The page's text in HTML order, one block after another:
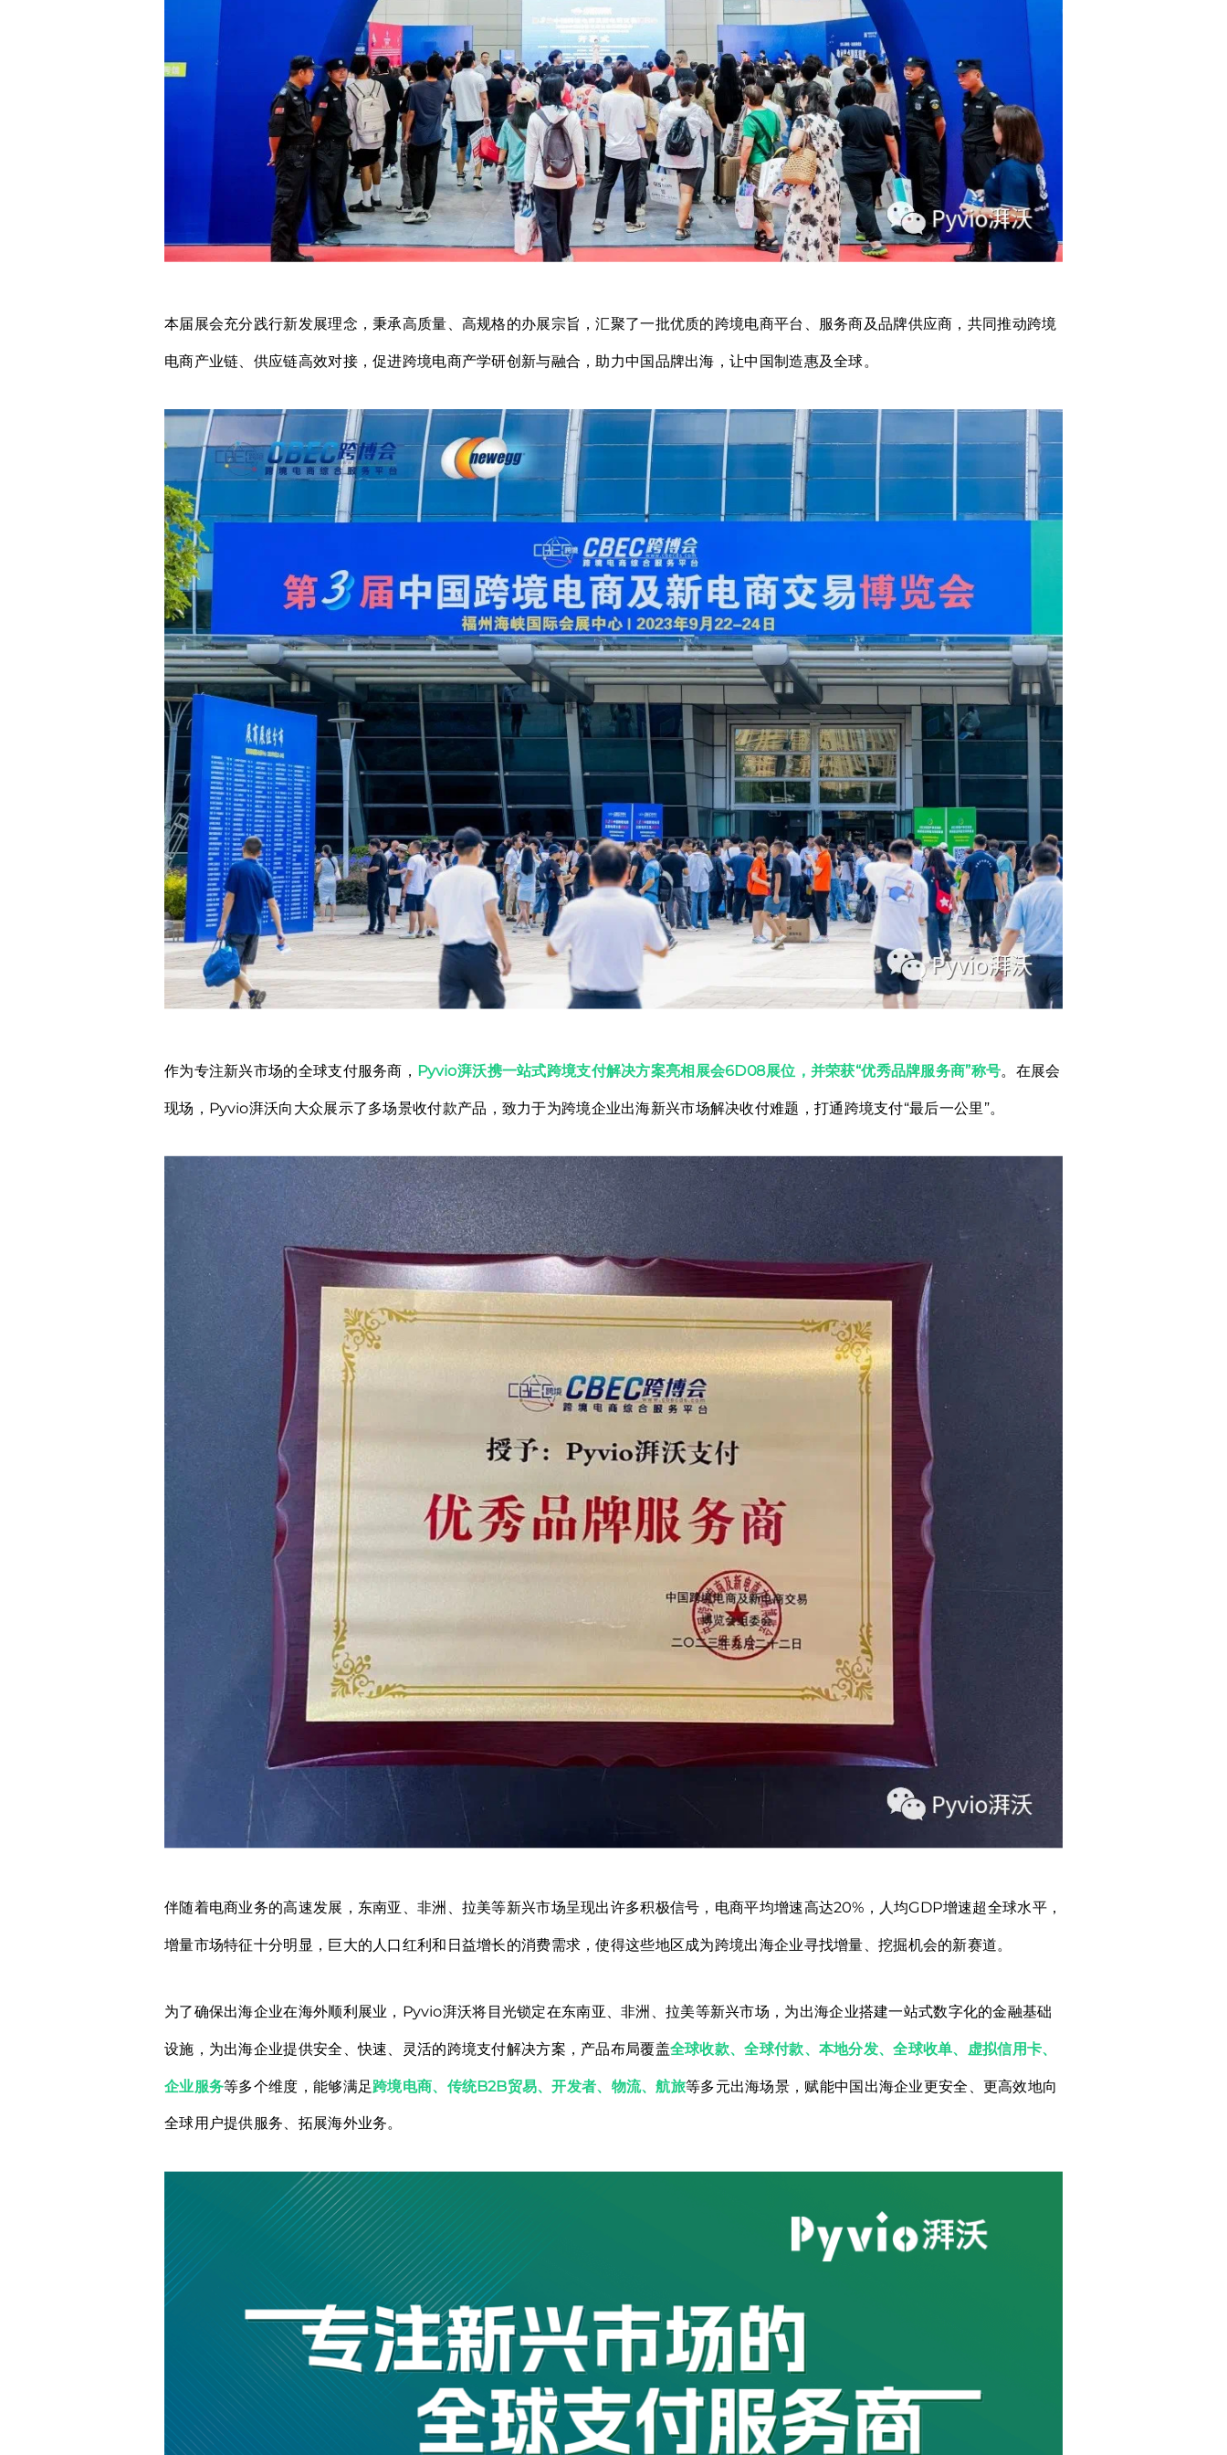
本届展会充分践行新发展理念，秉承高质量、高规格的办展宗旨，汇聚了一批优质的跨境电商平台、服务商及品牌供应商，共同推动跨境
电商产业链、供应链高效对接，促进跨境电商产学研创新与融合，助力中国品牌出海，让中国制造惠及全球。
作为专注新兴市场的全球支付服务商， Pyvio湃沃携一站式跨境支付解决方案亮相展会6D08展位，并荣获“优秀品牌服务商”称号。在展会
现场，Pyvio湃沃向大众展示了多场景收付款产品，致力于为跨境企业出海新兴市场解决收付难题，打通跨境支付“最后一公里”。
伴随着电商业务的高速发展，东南亚、非洲、拉美等新兴市场呈现出许多积极信号，电商平均增速高达20%，人均GDP增速超全球水平，
增量市场特征十分明显，巨大的人口红利和日益增长的消费需求，使得这些地区成为跨境出海企业寻找增量、挖掘机会的新赛道。
为了确保出海企业在海外顺利展业，Pyvio湃沃将目光锁定在东南亚、非洲、拉美等新兴市场，为出海企业搭建一站式数字化的金融基础
设施，为出海企业提供安全、快速、灵活的跨境支付解决方案，产品布局覆盖全球收款、全球付款、本地分发、全球收单、虚拟信用卡、
企业服务等多个维度，能够满足跨境电商、传统B2B贸易、开发者、物流、航旅等多元出海场景，赋能中国出海企业更安全、更高效地向
全球用户提供服务、拓展海外业务。